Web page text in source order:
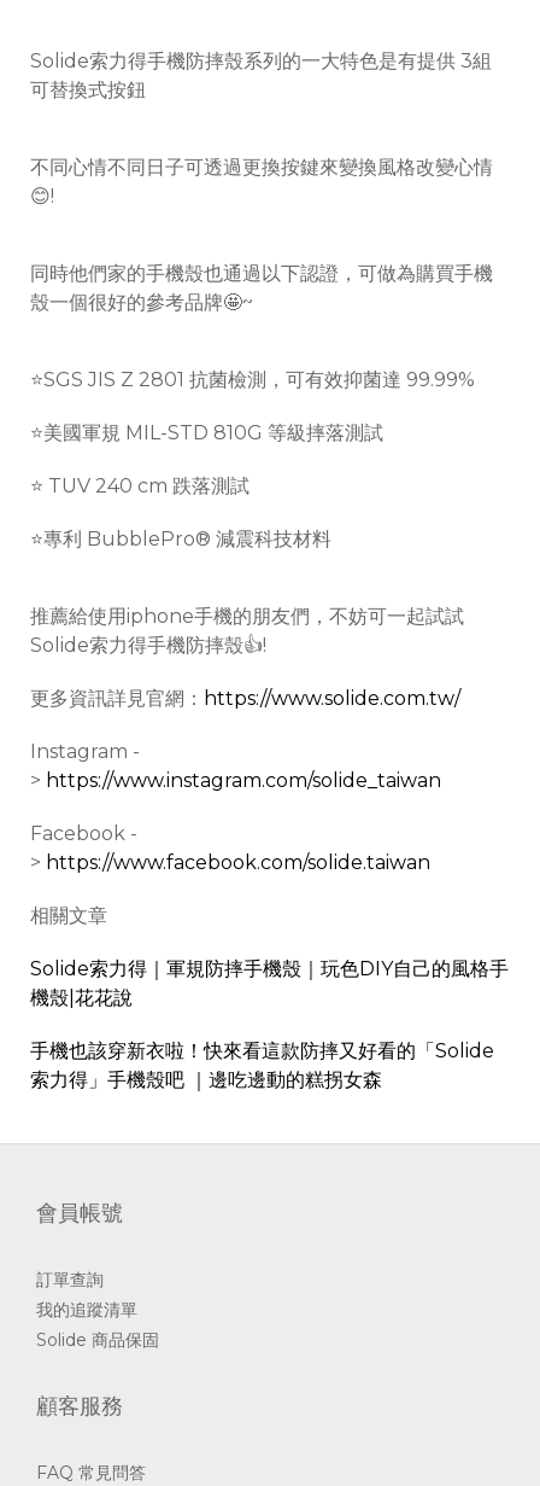
Solide索力得手機防摔殼系列的一大特色是有提供 3組
可替換式按鈕
不同心情不同日子可透過更換按鍵來變換風格改變心情
😊!
同時他們家的手機殼也通過以下認證，可做為購買手機
殼一個很好的參考品牌🤩~
⭐️SGS JIS Z 2801 抗菌檢測，可有效抑菌達 99.99%
⭐️美國軍規 MIL-STD 810G 等級摔落測試
⭐️ TUV 240 cm 跌落測試
⭐️專利 BubblePro® 減震科技材料
推薦給使用iphone手機的朋友們，不妨可一起試試
Solide索力得手機防摔殼👍!
更多資訊詳見官網： https://www.solide.com.tw/
Instagram -
> https://www.instagram.com/solide_taiwan
Facebook -
> https://www.facebook.com/solide.taiwan
相關文章
Solide索力得｜軍規防摔手機殼｜玩色DIY自己的風格手
機殼|花花說
手機也該穿新衣啦！快來看這款防摔又好看的「Solide
索力得」手機殼吧 ｜邊吃邊動的糕拐女森
會員帳號
訂單查詢
我的追蹤清單
Solide 商品保固
顧客服務
FAQ 常見問答